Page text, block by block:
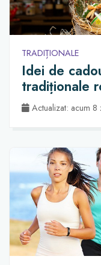
TRADIȚIONALE
Idei de
tradiționale
Actualizat: acum 8